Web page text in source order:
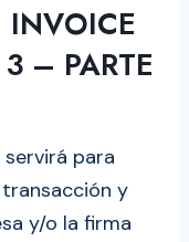
INVOICE
– PARTE
para
y
y/o la firma